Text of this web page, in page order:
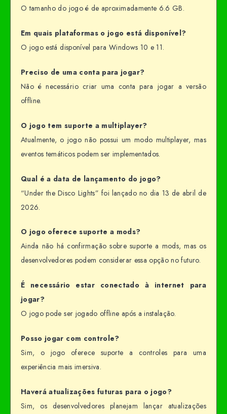
O tamanho do jogo é de aproximadamente 6.6 GB.
Em quais plataformas o jogo está disponível?
O jogo está disponível para Windows 10 e 11.
Preciso de uma conta para jogar?
Não é necessário criar uma conta para jogar a versão
offline.
O jogo tem suporte a multiplayer?
Atualmente, o jogo não possui um modo multiplayer, mas
eventos temáticos podem ser implementados.
Qual é a data de lançamento do jogo?
“Under the Disco Lights” foi lançado no dia 13 de abril de
2026.
O jogo oferece suporte a mods?
Ainda não há confirmação sobre suporte a mods, mas os
desenvolvedores podem considerar essa opção no futuro.
É necessário estar conectado à internet para
jogar?
O jogo pode ser jogado offline após a instalação.
Posso jogar com controle?
Sim, o jogo oferece suporte a controles para uma
experiência mais imersiva.
Haverá atualizações futuras para o jogo?
Sim, os desenvolvedores planejam lançar atualizações